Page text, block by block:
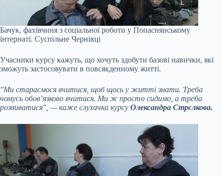
Бачук, фахівчиня з соціальної роботи у Попаснянському
інтернаті. Суспільне Чернівці
Учасники курсу кажуть, що хочуть здобути базові навички, які
зможуть застосовувати в повсякденному житті.
"Ми стараємося вчитися, щоб щось у житті знати. Треба
чомусь обов’язково вчитися. Ми ж просто сидимо, а треба
розвиватися", — каже слухачка курсу Олександра Стрєлкова.